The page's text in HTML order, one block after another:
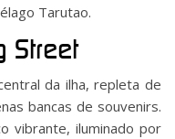
Tarutao.
Street
da ilha, repleta de
bancas de souvenirs.
vibrante, iluminado por